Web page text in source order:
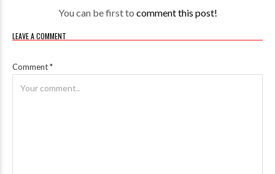
You can be first to comment this post!
LEAVE A COMMENT
Comment*